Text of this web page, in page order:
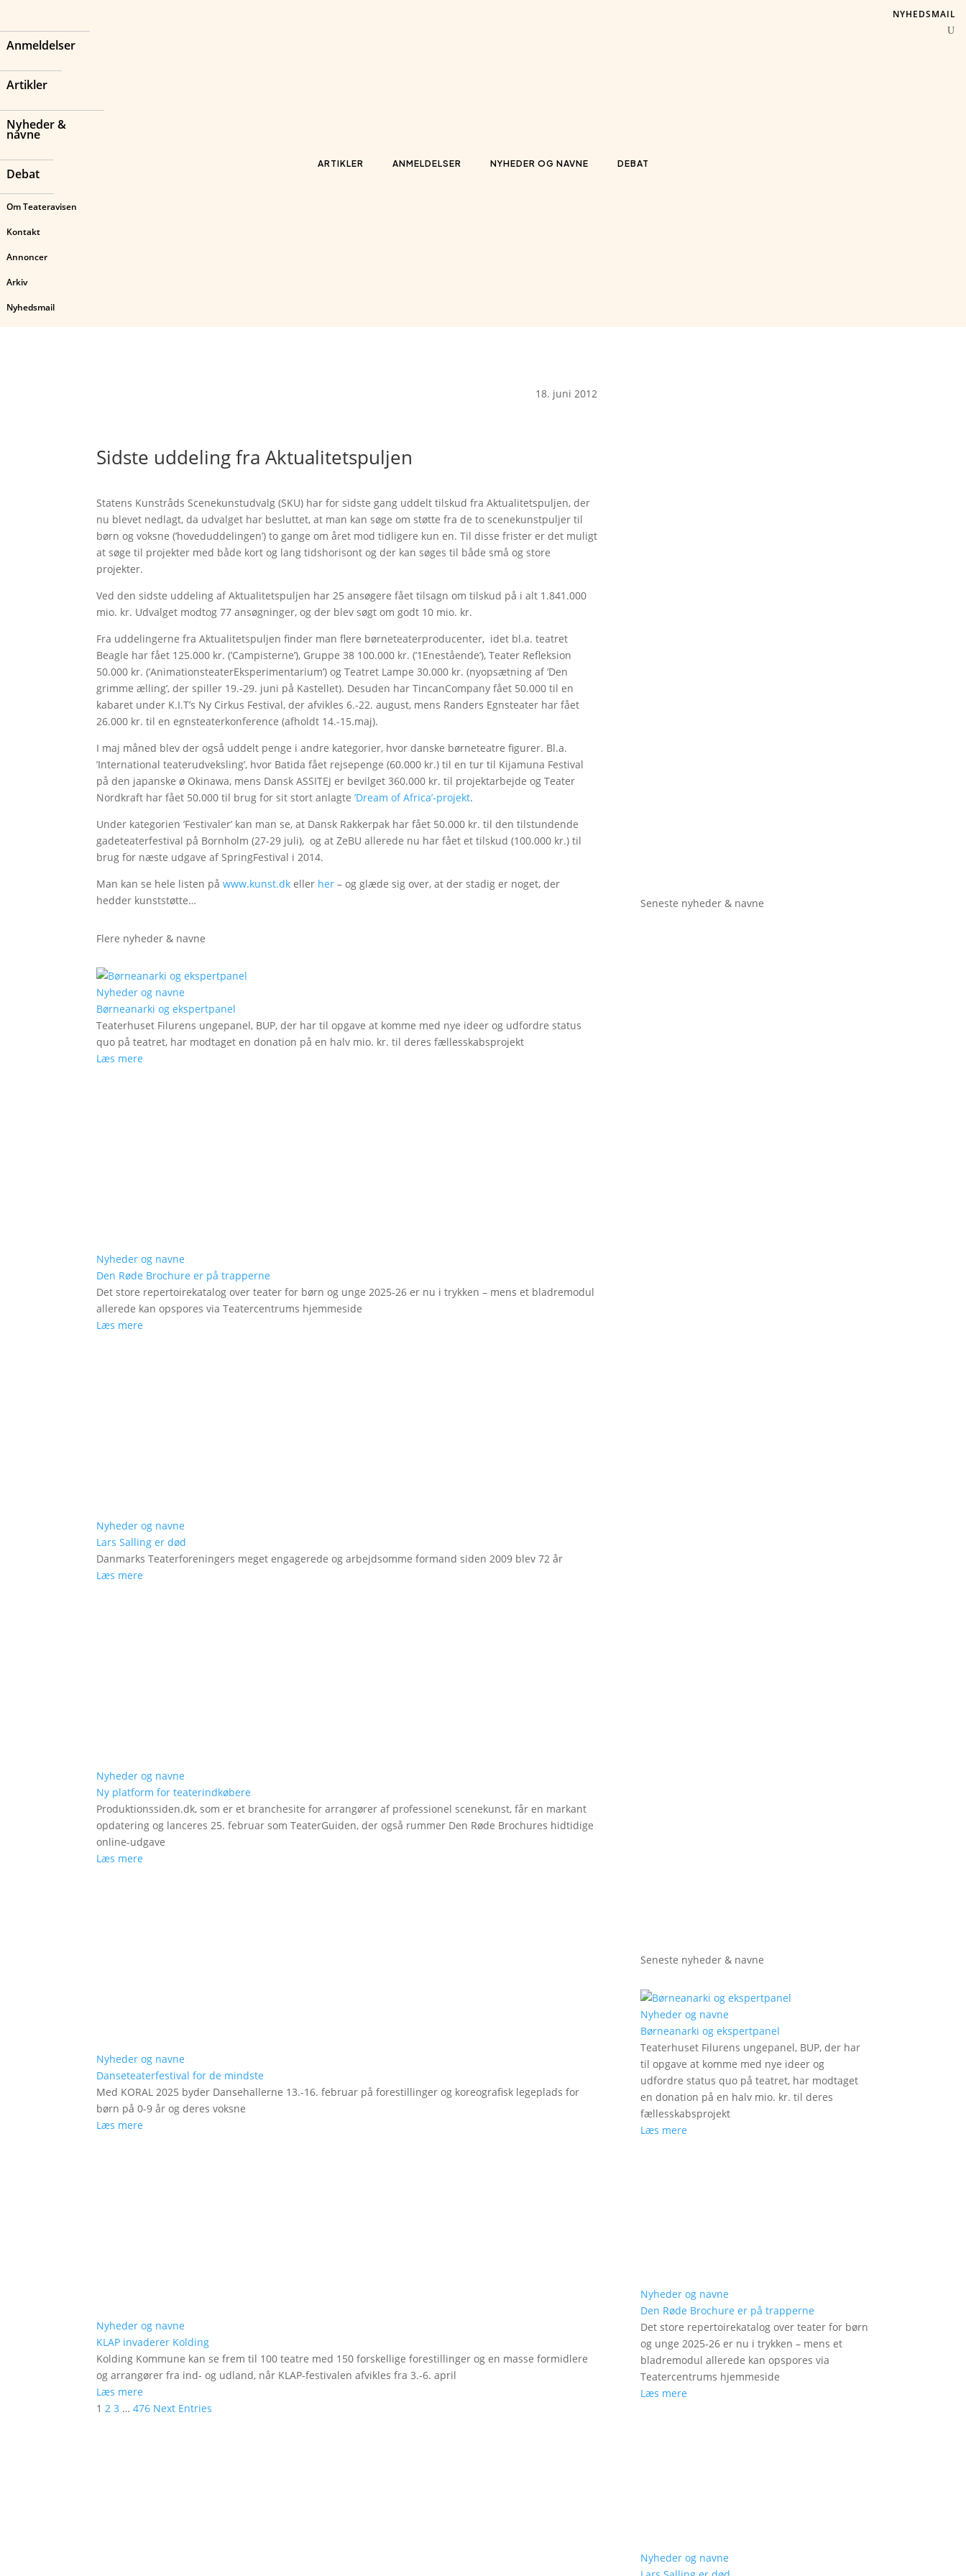
Anmeldelser
Artikler
Nyheder &
navne
Debat
Om Teateravisen
Kontakt
Annoncer
Arkiv
Nyhedsmail
ARTIKLER ANMELDELSER NYHEDER OG NAVNE DEBAT
NYHEDSMAIL
18. juni 2012
Sidste uddeling fra Aktualitetspuljen
Statens Kunstråds Scenekunstudvalg (SKU) har for sidste gang uddelt tilskud fra Aktualitetspuljen, der
nu blevet nedlagt, da udvalget har besluttet, at man kan søge om støtte fra de to scenekunstpuljer til
børn og voksne (’hoveduddelingen’) to gange om året mod tidligere kun en. Til disse frister er det muligt
at søge til projekter med både kort og lang tidshorisont og der kan søges til både små og store
projekter.
Ved den sidste uddeling af Aktualitetspuljen har 25 ansøgere fået tilsagn om tilskud på i alt 1.841.000
mio. kr. Udvalget modtog 77 ansøgninger, og der blev søgt om godt 10 mio. kr.
Fra uddelingerne fra Aktualitetspuljen finder man flere børneteaterproducenter, idet bl.a. teatret
Beagle har fået 125.000 kr. (’Campisterne’), Gruppe 38 100.000 kr. (’1Enestående’), Teater Refleksion
50.000 kr. (’AnimationsteaterEksperimentarium’) og Teatret Lampe 30.000 kr. (nyopsætning af ’Den
grimme ælling’, der spiller 19.-29. juni på Kastellet). Desuden har TincanCompany fået 50.000 til en
kabaret under K.I.T’s Ny Cirkus Festival, der afvikles 6.-22. august, mens Randers Egnsteater har fået
26.000 kr. til en egnsteaterkonference (afholdt 14.-15.maj).
I maj måned blev der også uddelt penge i andre kategorier, hvor danske børneteatre figurer. Bl.a.
’International teaterudveksling’, hvor Batida fået rejsepenge (60.000 kr.) til en tur til Kijamuna Festival
på den japanske ø Okinawa, mens Dansk ASSITEJ er bevilget 360.000 kr. til projektarbejde og Teater
Nordkraft har fået 50.000 til brug for sit stort anlagte’Dream of Africa’-projekt.
Under kategorien ’Festivaler’ kan man se, at Dansk Rakkerpak har fået 50.000 kr. til den tilstundende
gadeteaterfestival på Bornholm (27-29 juli), og at ZeBU allerede nu har fået et tilskud (100.000 kr.) til
brug for næste udgave af SpringFestival i 2014.
Man kan se hele listen påwww.kunst.dk eller her – og glæde sig over, at der stadig er noget, der
hedder kunststøtte…
Flere nyheder & navne
Nyheder og navne
Børneanarki og ekspertpanel
Teaterhuset Filurens ungepanel, BUP, der har til opgave at komme med nye ideer og udfordre status
quo på teatret, har modtaget en donation på en halv mio. kr. til deres fællesskabsprojekt
Læs mere
Nyheder og navne
Den Røde Brochure er på trapperne
Det store repertoirekatalog over teater for børn og unge 2025-26 er nu i trykken – mens et bladremodul
allerede kan opspores via Teatercentrums hjemmeside
Læs mere
Nyheder og navne
Lars Salling er død
Danmarks Teaterforeningers meget engagerede og arbejdsomme formand siden 2009 blev 72 år
Læs mere
Nyheder og navne
Ny platform for teaterindkøbere
Produktionssiden.dk, som er et branchesite for arrangører af professionel scenekunst, får en markant
opdatering og lanceres 25. februar som TeaterGuiden, der også rummer Den Røde Brochures hidtidige
online-udgave
Læs mere
Nyheder og navne
Danseteaterfestival for de mindste
Med KORAL 2025 byder Dansehallerne 13.-16. februar på forestillinger og koreografisk legeplads for
børn på 0-9 år og deres voksne
Læs mere
Nyheder og navne
KLAP invaderer Kolding
Kolding Kommune kan se frem til 100 teatre med 150 forskellige forestillinger og en masse formidlere
og arrangører fra ind- og udland, når KLAP-festivalen afvikles fra 3.-6. april
Læs mere
1 2 3 … 476 Next Entries
Seneste nyheder & navne
Seneste nyheder & navne
Nyheder og navne
Børneanarki og ekspertpanel
Teaterhuset Filurens ungepanel, BUP, der har
til opgave at komme med nye ideer og
udfordre status quo på teatret, har modtaget
en donation på en halv mio. kr. til deres
fællesskabsprojekt
Læs mere
Nyheder og navne
Den Røde Brochure er på trapperne
Det store repertoirekatalog over teater for børn
og unge 2025-26 er nu i trykken – mens et
bladremodul allerede kan opspores via
Teatercentrums hjemmeside
Læs mere
Nyheder og navne